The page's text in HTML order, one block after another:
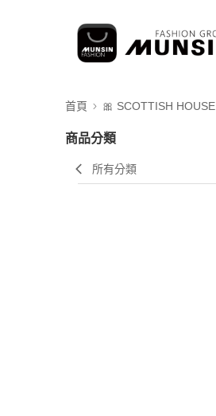
首頁 🎀 SCOTTISH HOUSE
商品分類
所有分類